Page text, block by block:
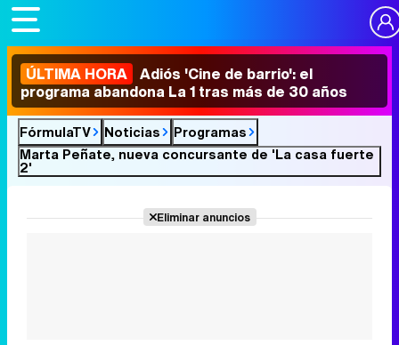
ÚLTIMA HORA Adiós 'Cine de barrio': el
programa abandona La 1 tras más de 30 años
FórmulaTV Noticias
Programas
Marta Peñate, nueva concursante de 'La casa fuerte
2'
Eliminar anuncios